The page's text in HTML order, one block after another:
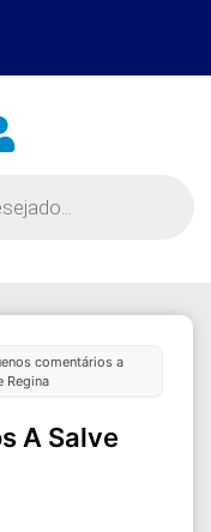
comentários a
Regina
A Salve